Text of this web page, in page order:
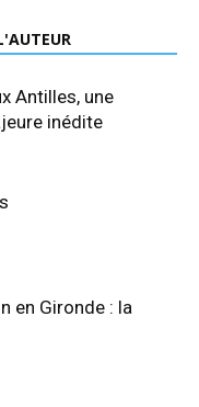
Antilles, une
inédite
en Gironde : la